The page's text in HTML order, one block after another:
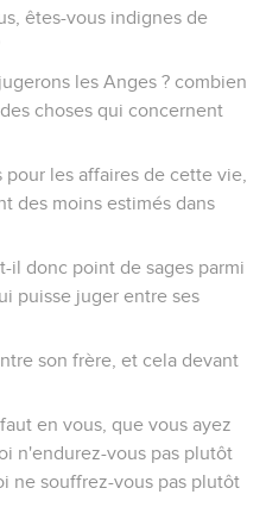
êtes-vous indignes de
les Anges ? combien
choses qui concernent
les affaires de cette vie,
des moins estimés dans
il donc point de sages parmi
puisse juger entre ses
son frère, et cela devant
en vous, que vous ayez
n'endurez-vous pas plutôt
ne souffrez-vous pas plutôt